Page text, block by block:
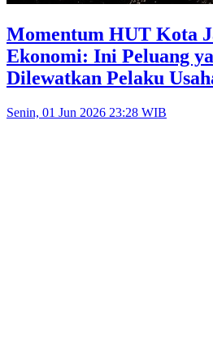
Momentum HUT Kota
Ekonomi: Ini Peluang
Dilewatkan Pelaku
Senin, 01 Jun 2026 23:28 WIB